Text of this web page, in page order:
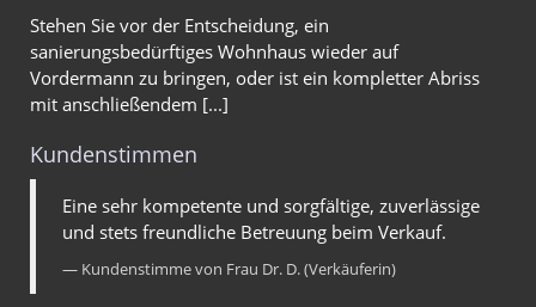
Stehen Sie vor der Entscheidung, ein
sanierungsbedürftiges Wohnhaus wieder auf
Vordermann zu bringen, oder ist ein kompletter Abriss
mit anschließendem [...]
Kundenstimmen
Eine sehr kompetente und sorgfältige, zuverlässige
und stets freundliche Betreuung beim Verkauf.
Kundenstimme von Frau Dr. D. (Verkäuferin)